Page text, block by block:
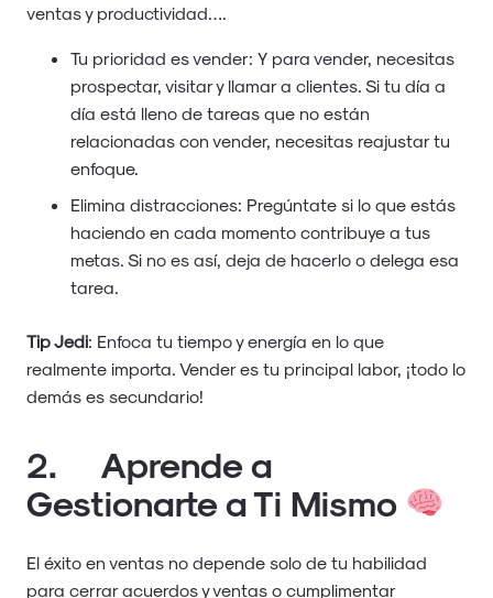
ventas y productividad….
Tu prioridad es vender: Y para vender, necesitas
prospectar, visitar y llamar a clientes. Si tu día a
día está lleno de tareas que no están
relacionadas con vender, necesitas reajustar tu
enfoque.
Elimina distracciones: Pregúntate si lo que estás
haciendo en cada momento contribuye a tus
metas. Si no es así, deja de hacerlo o delega esa
tarea.
Tip Jedi: Enfoca tu tiempo y energía en lo que
realmente importa. Vender es tu principal labor, ¡todo lo
demás es secundario!
2. Aprende a
Gestionarte a Ti Mismo
El éxito en ventas no depende solo de tu habilidad
para cerrar acuerdos y ventas o cumplimentar